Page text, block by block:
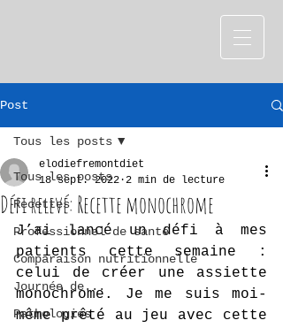
Post
Tous les posts
Recettes
Professionnel de santé
Comparaison nutritionnelle
Journée de...
Pathologies
Tous les posts
Défi relevé: Recette monochrome
elodiefremontdiet
18 sept. 2022 2 min de lecture
J’ai lancé un défi à mes
patients cette semaine :
celui de créer une assiette
monochrome. Je me suis moi-
même prêté au jeu avec cette